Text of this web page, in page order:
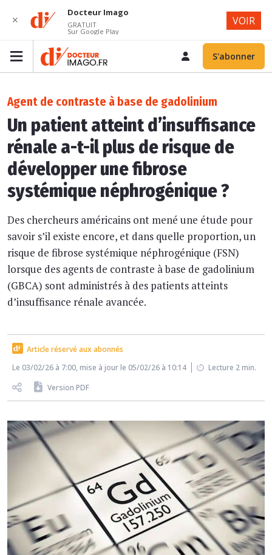
S'abonner
Agent de contraste à base de gadolinium
Un patient atteint d’insuffisance
rénale a-t-il plus de risque de
développer une fibrose
systémique néphrogénique ?
Des chercheurs américains ont mené une étude pour
savoir s’il existe encore, et dans quelle proportion, un
risque de fibrose systémique néphrogénique (FSN)
lorsque des agents de contraste à base de gadolinium
(GBCA) sont administrés à des patients atteints
d’insuffisance rénale avancée.
Article réservé aux abonnés
Le 03/02/26 à 7:00, mise à jour le 05/02/26 à 10:14
Lecture 2 min.
Version PDF
✕
Docteur Imago
GRATUIT
Sur Google Play
VOIR